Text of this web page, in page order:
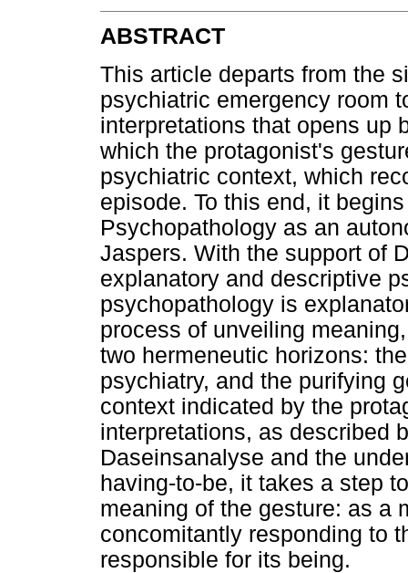
ABSTRACT
This article departs from the
psychiatric emergency room
interpretations that opens up
which the protagonist's
psychiatric context, which
episode. To this end, it
Psychopathology as an
Jaspers. With the support of
explanatory and descriptive
psychopathology is
process of unveiling
two hermeneutic horizons:
psychiatry, and the purifying
context indicated by the
interpretations, as described
Daseinsanalyse and the
having-to-be, it takes a step
meaning of the gesture: as a
concomitantly responding to
responsible for its being.